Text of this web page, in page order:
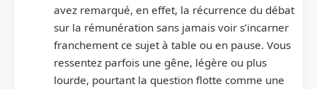
avez remarqué, en effet, la récurrence du débat
sur la rémunération sans jamais voir s’incarner
franchement ce sujet à table ou en pause. Vous
ressentez parfois une gêne, légère ou plus
lourde, pourtant la question flotte comme une